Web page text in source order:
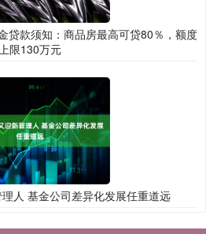
贷款须知：商品房最高可贷80％，额度
限130万元
人 基金公司差异化发展任重道远